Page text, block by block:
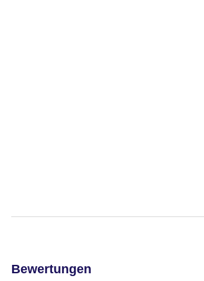
Bewertungen